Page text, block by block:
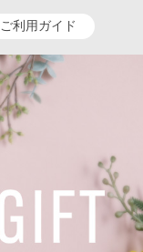
ご利用ガイド